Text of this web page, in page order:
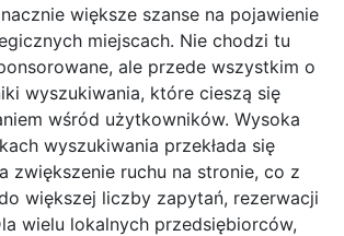
większe szanse na pojawienie
miejscach. Nie chodzi tu
ale przede wszystkim o
wyszukiwania, które cieszą się
wśród użytkowników. Wysoka
wyszukiwania przekłada się
zwiększenie ruchu na stronie, co z
większej liczby zapytań, rezerwacji
wielu lokalnych przedsiębiorców,